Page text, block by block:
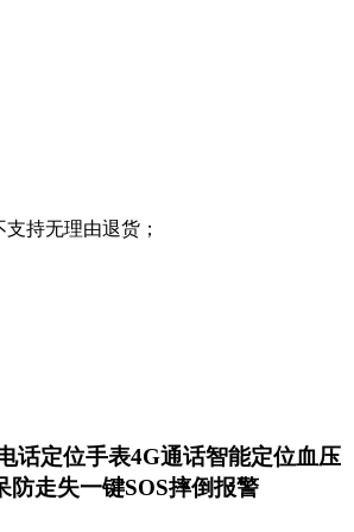
持无理由退货；
话定位手表4G通话智能定位血压
防走失一键SOS摔倒报警